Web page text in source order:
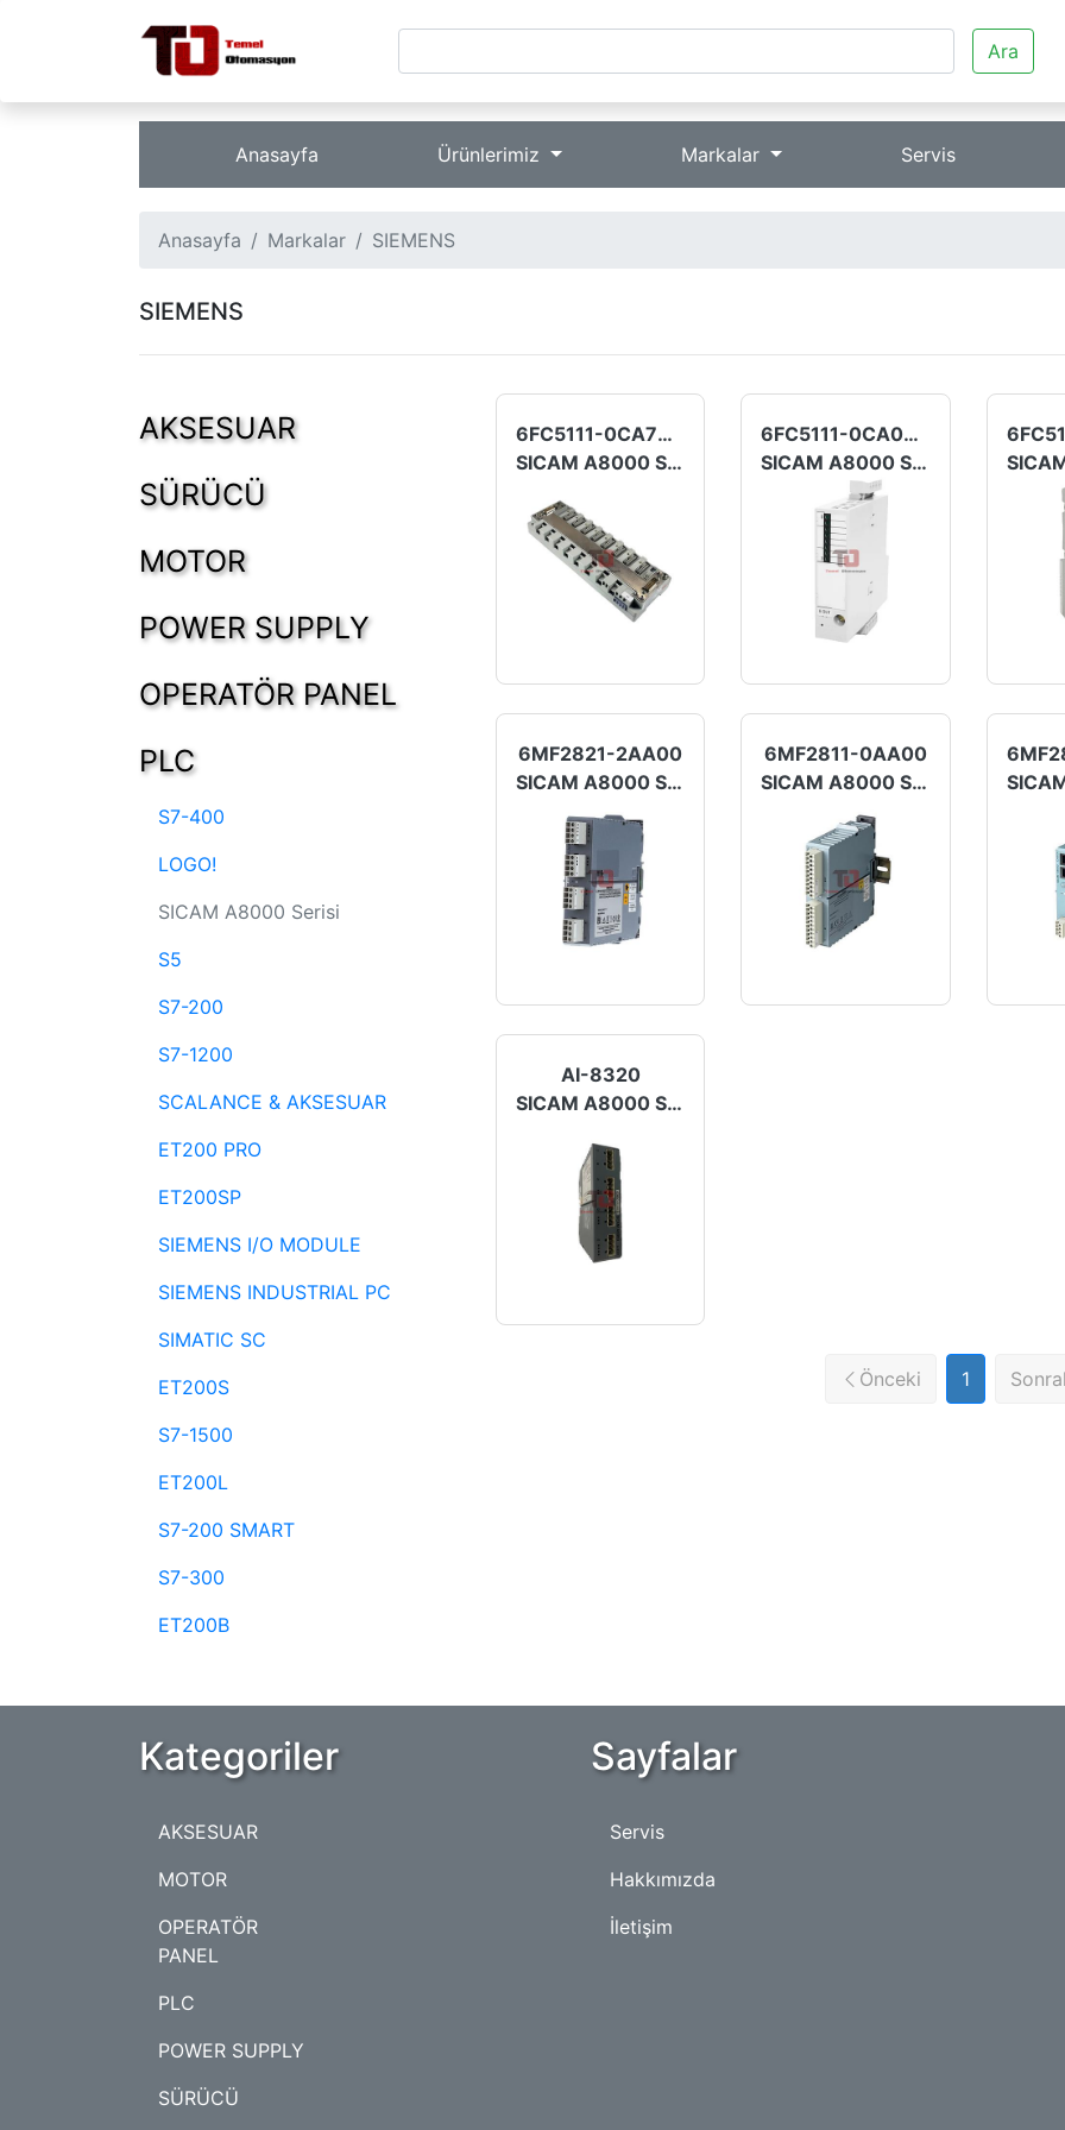
Ara
Anasayfa Ürünlerimiz Markalar Servis
Anasayfa Markalar SIEMENS
SIEMENS
AKSESUAR
SÜRÜCÜ
MOTOR
POWER SUPPLY
OPERATÖR PANEL
PLC
S7-400
LOGO!
SICAM A8000 Serisi
S5
S7-200
S7-1200
SCALANCE & AKSESUAR
ET200 PRO
ET200SP
SIEMENS I/O MODULE
SIEMENS INDUSTRIAL PC
SIMATIC SC
ET200S
S7-1500
ET200L
S7-200 SMART
S7-300
ET200B
6FC5111-0CA73-0AA1
SICAM A8000 Serisi
6FC5111-0CA03-0AA2
SICAM A8000 Serisi
6MF2821-2AA00
SICAM A8000 Serisi
6MF2811-0AA00
SICAM A8000 Serisi
AI-8320
SICAM A8000 Serisi
Önceki 1
Kategoriler
AKSESUAR
MOTOR
OPERATÖR
PANEL
PLC
POWER SUPPLY
SÜRÜCÜ
Sayfalar
Servis
Hakkımızda
İletişim